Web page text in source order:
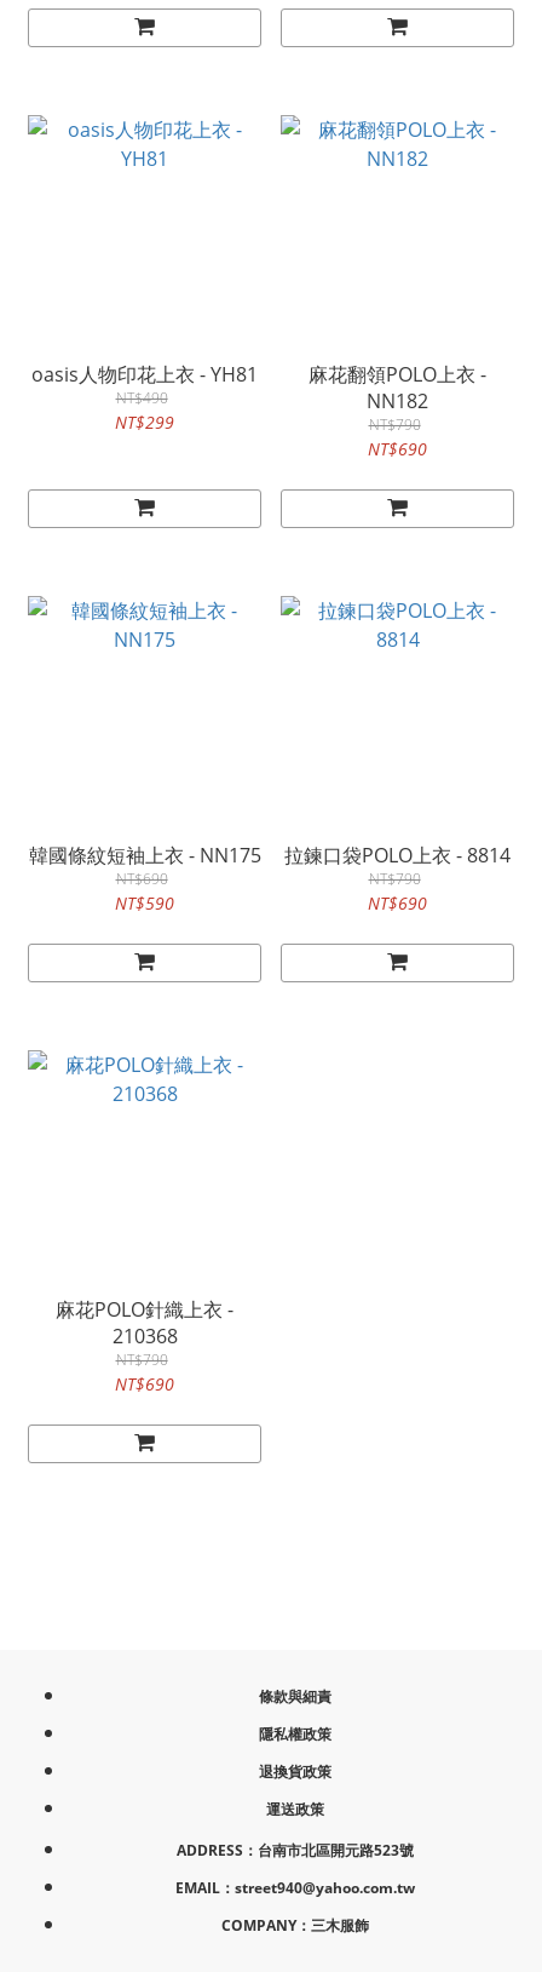
oasis人物印花上衣 - YH81
NT$490
NT$299
麻花翻領POLO上衣 -
NN182
NT$790
NT$690
韓國條紋短袖上衣 - NN175
NT$690
NT$590
拉鍊口袋POLO上衣 - 8814
NT$790
NT$690
麻花POLO針織上衣 -
210368
NT$790
NT$690
條款與細責
隱私權政策
退換貨政策
運送政策
ADDRESS：台南市北區開元路523號
EMAIL：street940@yahoo.com.tw
COMPANY：三木服飾